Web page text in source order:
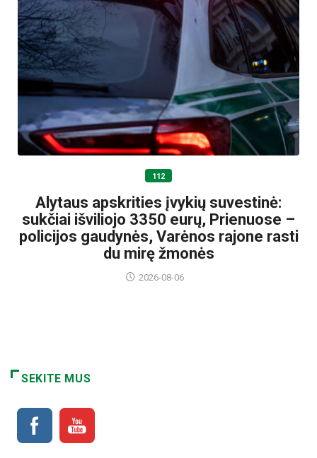
112
Alytaus apskrities įvykių suvestinė:
sukčiai išviliojo 3350 eurų, Prienuose –
policijos gaudynės, Varėnos rajone rasti
du mirę žmonės
2026-08-06
SEKITE MUS